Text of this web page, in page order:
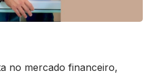
no mercado financeiro,